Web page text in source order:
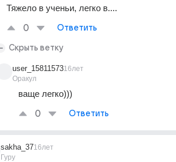
Тяжело в ученьи, легко в....
0 Ответить
Скрыть ветку
user_15811573
Оракул
16лет
ваще легко)))
0 Ответить
sakha_37
Гуру
16лет